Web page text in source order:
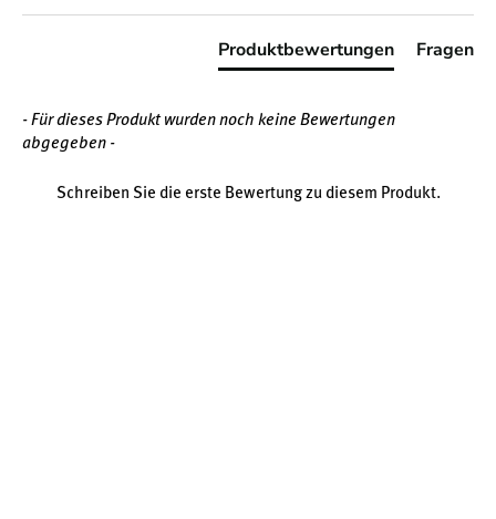
Produktbewertungen Fragen
- Für dieses Produkt wurden noch keine Bewertungen
abgegeben -
Schreiben Sie die erste Bewertung zu diesem Produkt.